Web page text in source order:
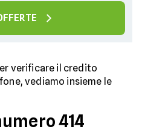
verificare il credito
vediamo insieme le
414